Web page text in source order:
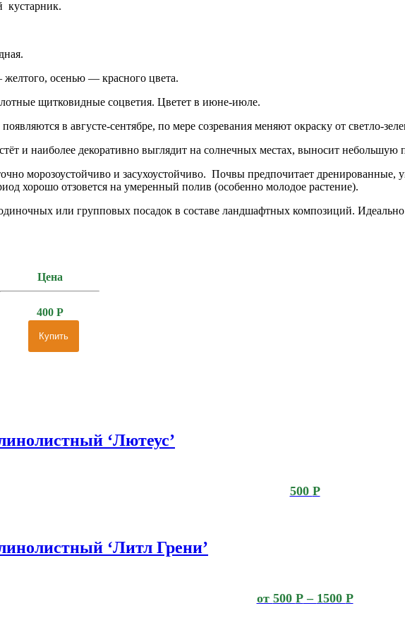
кустарник.
желтого, осенью — красного цвета.
щитковидные соцветия. Цветет в июне-июле.
в августе-сентябре, по мере созревания меняют окраску от светло-
и наиболее декоративно выглядит на солнечных местах, выносит небольшую
морозоустойчиво и засухоустойчиво. Почвы предпочитает
хорошо отзовется на умеренный полив (особенно молодое растение).
или групповых посадок в составе ландшафтных композиций.
Цена
400 Р
Купить
‘Лютеус’
500 Р
‘Литл Грени’
от 500 Р– 1500 Р